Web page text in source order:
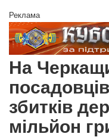
Реклама
На
збитків
мільйон